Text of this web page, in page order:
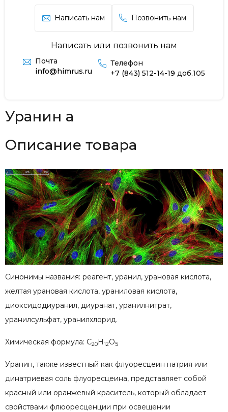
Написать нам Позвонить нам
Написать или позвонить нам
Почта
info@himrus.ru
Телефон
+7 (843) 512-14-19 доб.105
Уранин а
Описание товара
Синонимы названия: реагент, уранил, урановая кислота,
желтая урановая кислота, ураниловая кислота,
диоксидодиуранил, диуранат, уранилнитрат,
уранилсульфат, уранилхлорид.
Химическая формула: C20H12O5
Уранин, также известный как флуоресцеин натрия или
динатриевая соль флуоресцеина, представляет собой
красный или оранжевый краситель, который обладает
свойствами флюоресценции при освещении